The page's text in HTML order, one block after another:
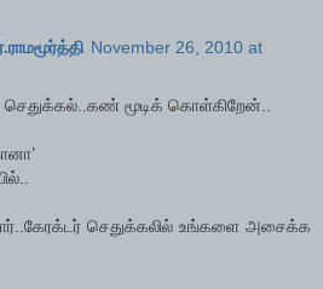
November 26, 2010 at
செதுக்கல்..கண் மூடிக் கொள்கிறேன்..
செதுக்கலில் உங்களை அசைக்க